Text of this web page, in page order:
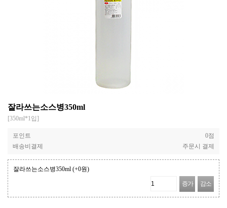
잘라쓰는소스병350ml
[350ml*1입]
포인트
0점
배송비결제
주문시 결제
잘라쓰는소스병350ml (+0원)
증가 감소